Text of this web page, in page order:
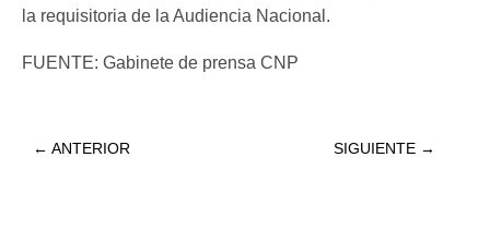
la requisitoria de la Audiencia Nacional.
FUENTE: Gabinete de prensa CNP
← ANTERIOR SIGUIENTE →